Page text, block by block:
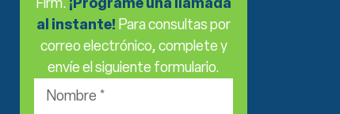
al instante! Para consultas por
correo electrónico, complete y
envíe el siguiente formulario.
Nombre